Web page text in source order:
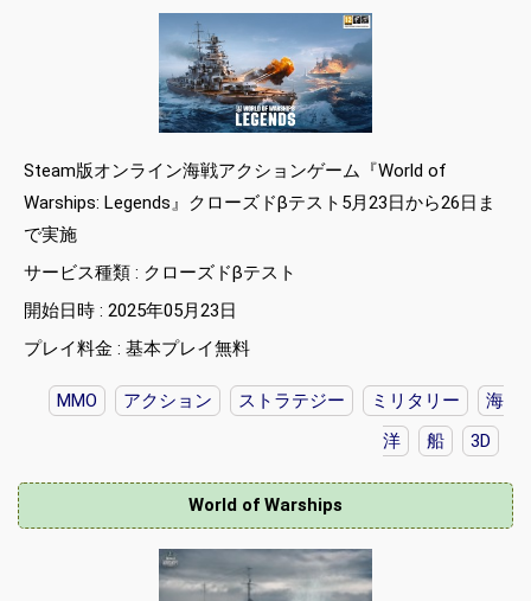
Steam版オンライン海戦アクションゲーム『World of
Warships: Legends』クローズドβテスト5月23日から26日ま
で実施
サービス種類 : クローズドβテスト
開始日時 : 2025年05月23日
プレイ料金 : 基本プレイ無料
MMO アクション ストラテジー ミリタリー
海
洋
船 3D
World of Warships